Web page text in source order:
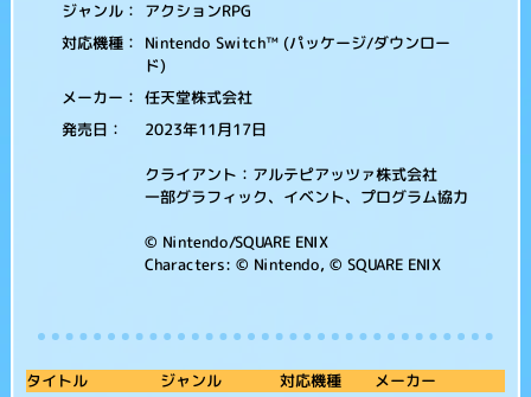
ジャンル： アクションRPG
対応機種： Nintendo Switch™ (パッケージ/ダウンロー
ド)
メーカー： 任天堂株式会社
発売日： 2023年11月17日
クライアント：アルテピアッツァ株式会社
一部グラフィック、イベント、プログラム協力
© Nintendo/SQUARE ENIX
Characters: © Nintendo, © SQUARE ENIX
タイトル ジャンル 対応機種 メーカー